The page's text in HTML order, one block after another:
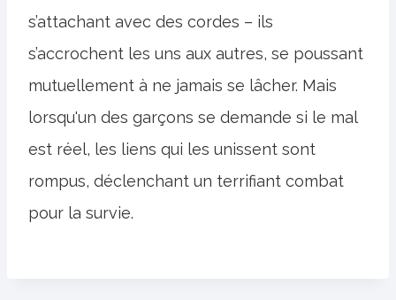
s’attachant avec des cordes – ils
s’accrochent les uns aux autres, se poussant
mutuellement à ne jamais se lâcher. Mais
lorsqu'un des garçons se demande si le mal
est réel, les liens qui les unissent sont
rompus, déclenchant un terrifiant combat
pour la survie.